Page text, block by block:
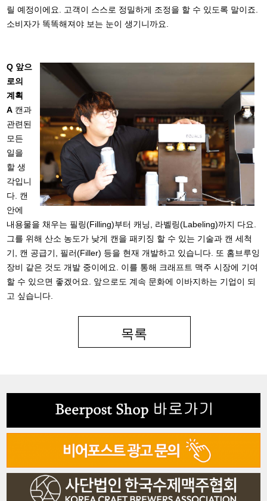
릴 예정이에요. 고객이 스스로 정밀하게 조정을 할 수 있도록 말이죠.
소비자가 똑똑해져야 보는 눈이 생기니까요.
Q 앞으
로의
계획
A 캔과
관련된
모든
일을
할 생
각입니
다. 캔
안에
내용물을 채우는 필링(Filling)부터 캐닝, 라벨링(Labeling)까지 다요.
그를 위해 산소 농도가 낮게 캔을 패키징 할 수 있는 기술과 캔 세척
기, 캔 공급기, 필러(Filler) 등을 현재 개발하고 있습니다. 또 홈브루잉
장비 같은 것도 개발 중이에요. 이를 통해 크래프트 맥주 시장에 기여
할 수 있으면 좋겠어요. 앞으로도 계속 문화에 이바지하는 기업이 되
고 싶습니다.
목록